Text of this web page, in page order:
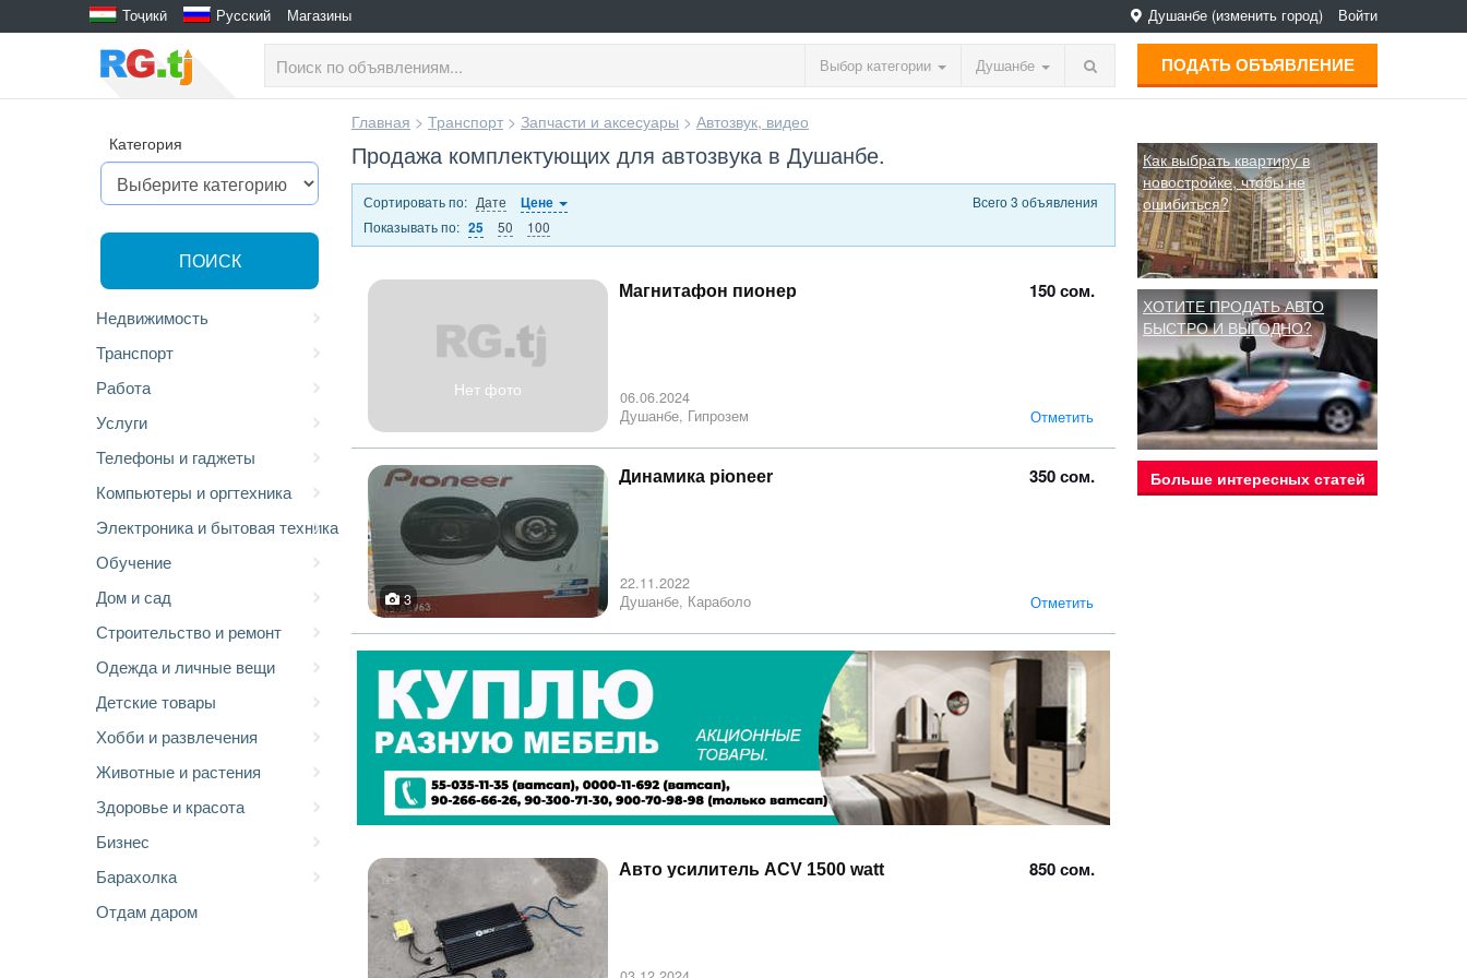
Тоҷикӣ Русский Магазины Душанбе (изменить город) Войти
Выбор категории Душанбе ПОДАТЬ ОБЪЯВЛЕНИЕ
Категория
ПОИСК
Недвижимость
Транспорт
Работа
Услуги
Телефоны и гаджеты
Компьютеры и оргтехника
Электроника и бытовая техника
Обучение
Дом и сад
Строительство и ремонт
Одежда и личные вещи
Детские товары
Хобби и развлечения
Животные и растения
Здоровье и красота
Бизнес
Барахолка
Отдам даром
Главная > Транспорт > Запчасти и аксесуары > Автозвук, видео
Продажа комплектующих для автозвука в Душанбе.
Сортировать по: Дате
Цене
Показывать по: 25 50 100
Всего 3 объявления
Нет фото
150 сом.
Магнитафон пионер
06.06.2024
Душанбе, Гипрозем
Отметить
350 сом.
Динамика pioneer
22.11.2022
3
Душанбе, Караболо Отметить
850 сом.
Авто усилитель ACV 1500 watt
Как выбрать квартиру в
новостройке, чтобы не
ошибиться?
ХОТИТЕ ПРОДАТЬ АВТО
БЫСТРО И ВЫГОДНО?
Больше интересных статей